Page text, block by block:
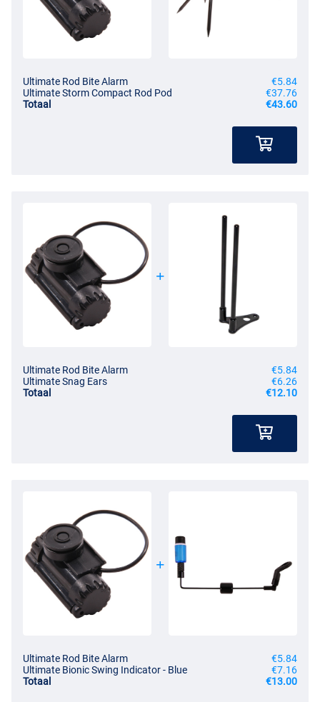
Ultimate Rod Bite Alarm
€5.84
Ultimate Storm Compact Rod Pod
€37.76
Totaal
€43.60
Ultimate Rod Bite Alarm
€5.84
Ultimate Snag Ears
€6.26
Totaal
€12.10
Ultimate Rod Bite Alarm
€5.84
Ultimate Bionic Swing Indicator - Blue
€7.16
Totaal
€13.00